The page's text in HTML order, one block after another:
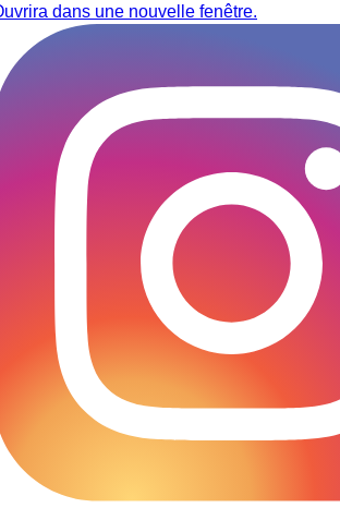
dans une nouvelle fenêtre.